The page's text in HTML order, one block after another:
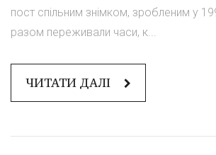
пост спільним знімком, зробленим у
разом переживали часи, к...
ЧИТАТИ ДАЛІ